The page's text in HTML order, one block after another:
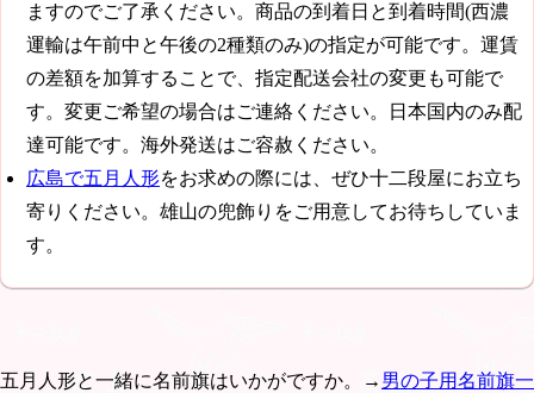
ますのでご了承ください。商品の到着日と到着時間(西濃
運輸は午前中と午後の2種類のみ)の指定が可能です。運賃
の差額を加算することで、指定配送会社の変更も可能で
す。変更ご希望の場合はご連絡ください。日本国内のみ配
達可能です。海外発送はご容赦ください。
広島で五月人形をお求めの際には、ぜひ十二段屋にお立ち
寄りください。雄山の兜飾りをご用意してお待ちしていま
す。
五月人形と一緒に名前旗はいかがですか。→ 男の子用名前旗一